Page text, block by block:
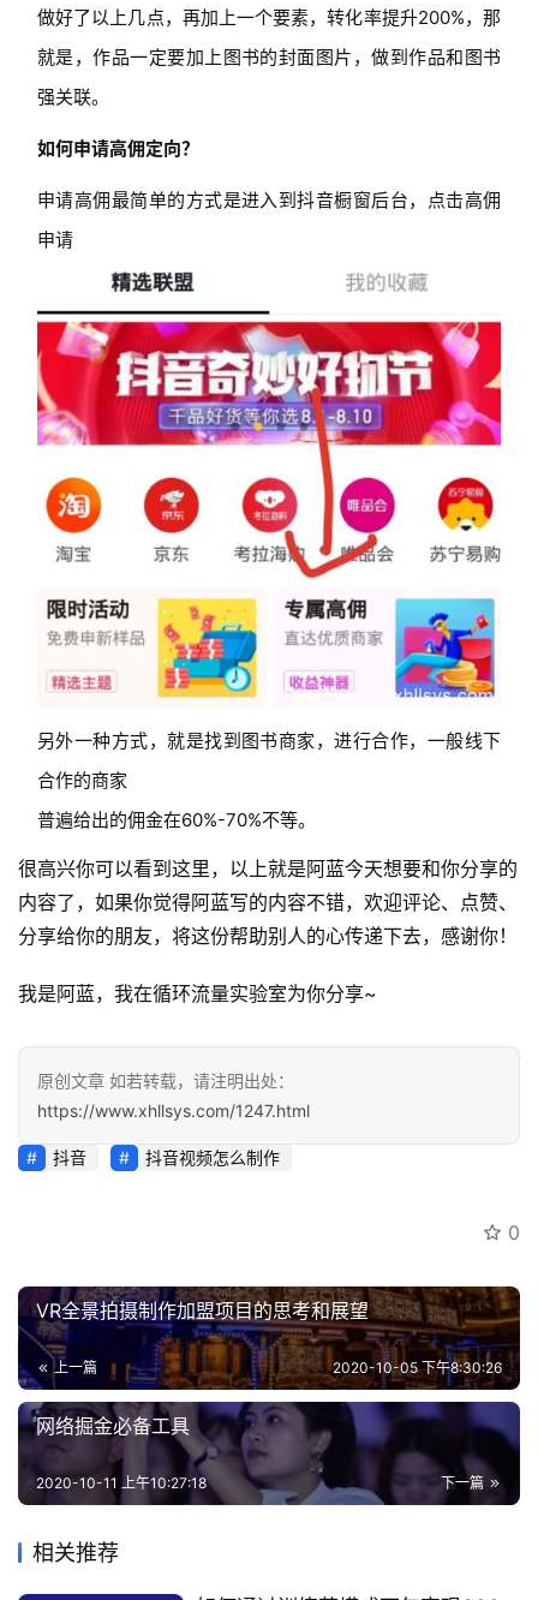
做好了以上几点，再加上一个要素，转化率提升200%，那
就是，作品一定要加上图书的封面图片，做到作品和图书
强关联。
如何申请高佣定向？
申请高佣最简单的方式是进入到抖音橱窗后台，点击高佣
申请
另外一种方式，就是找到图书商家，进行合作，一般线下
合作的商家
普遍给出的佣金在60%-70%不等。
很高兴你可以看到这里，以上就是阿蓝今天想要和你分享的
内容了，如果你觉得阿蓝写的内容不错，欢迎评论、点赞、
分享给你的朋友，将这份帮助别人的心传递下去，感谢你！
我是阿蓝，我在循环流量实验室为你分享~
原创文章 如若转载，请注明出处：
https://www.xhllsys.com/1247.html
抖音 抖音视频怎么制作
0
VR全景拍摄制作加盟项目的思考和展望
上一篇 2020-10-05 下午8:30:26
网络掘金必备工具
下一篇
2020-10-11 上午10:27:18
相关推荐